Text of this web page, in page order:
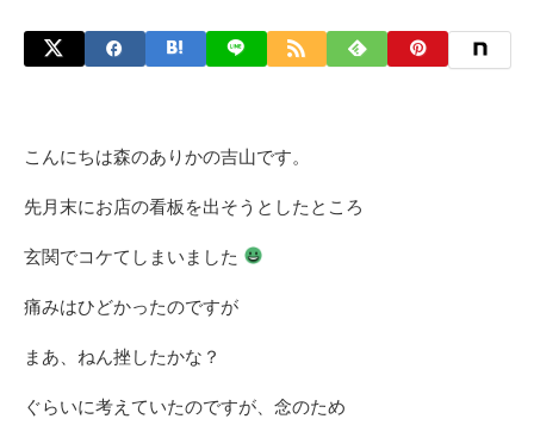
こんにちは森のありかの吉山です。
先月末にお店の看板を出そうとしたところ
玄関でコケてしまいました
痛みはひどかったのですが
まあ、ねん挫したかな？
ぐらいに考えていたのですが、念のため